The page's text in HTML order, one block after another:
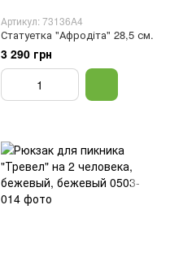
Артикул: 73136A4
Статуетка "Афродіта" 28,5 см.
3 290 грн